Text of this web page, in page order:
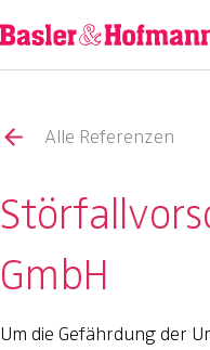
Alle Referenzen
GmbH
Um die Gefährdung der